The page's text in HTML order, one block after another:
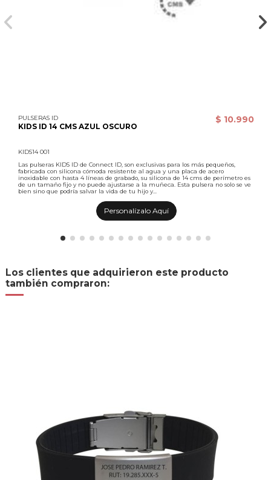
PULSERAS ID
KIDS ID 14 CMS AZUL OSCURO
KIDS14 001
$ 10.990
Las pulseras KIDS ID de Connect ID, son exclusivas para los más pequeños,
fabricada con silicona cómoda resistente al agua y una placa de acero
inoxidable con hasta 4 líneas de grabado, su silicona de 14 cms de perímetro es
de un tamaño fijo y no puede ajustarse a la muñeca. Esta pulsera no solo se ve
bien sino que podría salvar la vida de tu hijo y...
Personalízalo Aquí
Los clientes que adquirieron este producto
también compraron: